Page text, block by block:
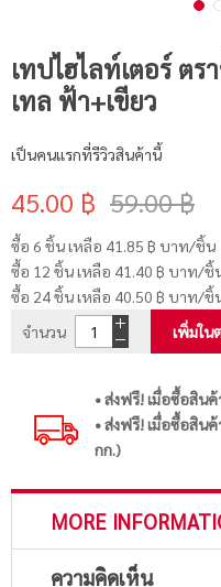
เทปไฮไลท์เตอร์ ต
เทล ฟ้า+เขียว
เป็นคนแรกที่รีวิวสินค้านี้
45.00 ฿ 59.00 ฿
ซื้อ 6 ชิ้น เหลือ 41.85 ฿ บาท/ชิ้น
ซื้อ 12 ชิ้น เหลือ 41.40 ฿ บาท/ชิ้
ซื้อ 24 ชิ้น เหลือ 40.50 ฿ บาท/ชิ้
จำนวน
เพิ่มใน
• ส่งฟรี! เมื่อซื้อสิน
• ส่งฟรี! เมื่อซื้อสิน
กก.)
MORE
ความคิดเห็น